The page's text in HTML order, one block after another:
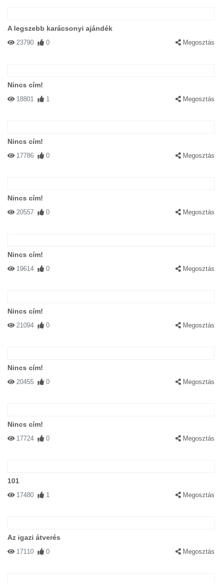
A legszebb karácsonyi ajándék
23790 0 Megosztás
Nincs cím!
18801 1 Megosztás
Nincs cím!
17786 0 Megosztás
Nincs cím!
20557 0 Megosztás
Nincs cím!
19614 0 Megosztás
Nincs cím!
21094 0 Megosztás
Nincs cím!
20455 0 Megosztás
Nincs cím!
17724 0 Megosztás
101
17480 1 Megosztás
Az igazi átverés
17110 0 Megosztás